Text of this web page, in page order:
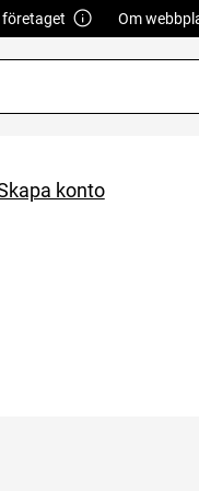
företaget Om
konto